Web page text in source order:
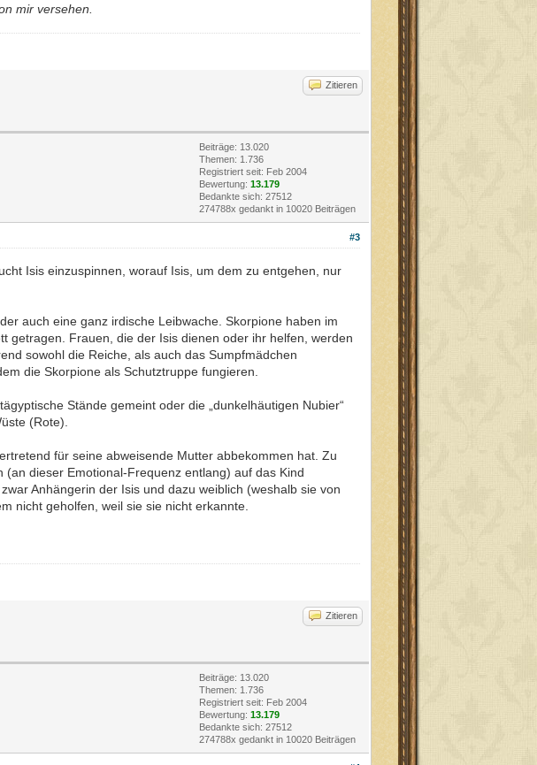
mir versehen.
Zitieren
Beiträge: 13.020
Themen: 1.736
Registriert seit: Feb 2004
Bewertung: 13.179
Bedankte sich: 27512
274788x gedankt in 10020 Beiträgen
#3
Isis einzuspinnen, worauf Isis, um dem zu entgehen, nur
auch eine ganz irdische Leibwache. Skorpione haben im
getragen. Frauen, die der Isis dienen oder ihr helfen, werden
sowohl die Reiche, als auch das Sumpfmädchen
die Skorpione als Schutztruppe fungieren.
Stände gemeint oder die „dunkelhäutigen Nubier“
(Rote).
für seine abweisende Mutter abbekommen hat. Zu
dieser Emotional-Frequenz entlang) auf das Kind
Anhängerin der Isis und dazu weiblich (weshalb sie von
nicht geholfen, weil sie sie nicht erkannte.
Zitieren
Beiträge: 13.020
Themen: 1.736
Registriert seit: Feb 2004
Bewertung: 13.179
Bedankte sich: 27512
274788x gedankt in 10020 Beiträgen